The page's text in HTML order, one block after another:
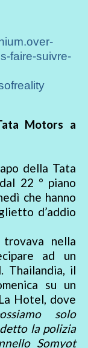
faire-suivre-
Motors a
della Tata
22 ° piano
che hanno
d’addio
nella
ad un
Thailandia, il
su un
Hotel, dove
solo
la polizia
Somyot